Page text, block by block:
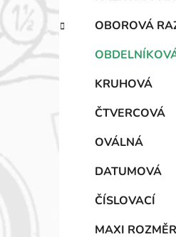
n
e
l
r
i
e
OBOROVÁ
KRUHOVÁ
ČTVERCOVÁ
OVÁLNÁ
DATUMOVÁ
ČÍSLOVACÍ
MAXI ROZMĚR